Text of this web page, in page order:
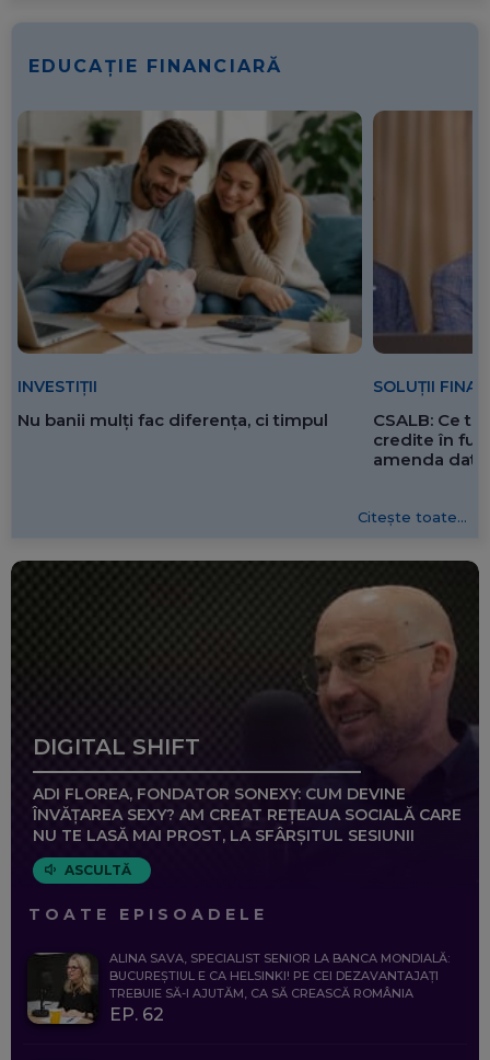
EDUCAȚIE FINANCIARĂ
INVESTIȚII
Nu banii mulți fac diferența, ci timpul
SOLUȚII
CSALB: Ce
credite în
amenda
Citește toate...
DIGITAL SHIFT
ADI FLOREA, FONDATOR SONEXY: CUM DEVINE
ÎNVĂȚAREA SEXY? AM CREAT REȚEAUA SOCIALĂ CARE
NU TE LASĂ MAI PROST, LA SFÂRȘITUL SESIUNII
ASCULTĂ
TOATE EPISOADELE
ALINA SAVA, SPECIALIST SENIOR LA BANCA MONDIALĂ:
BUCUREȘTIUL E CA HELSINKI! PE CEI DEZAVANTAJAȚI
TREBUIE SĂ-I AJUTĂM, CA SĂ CREASCĂ ROMÂNIA
EP. 62